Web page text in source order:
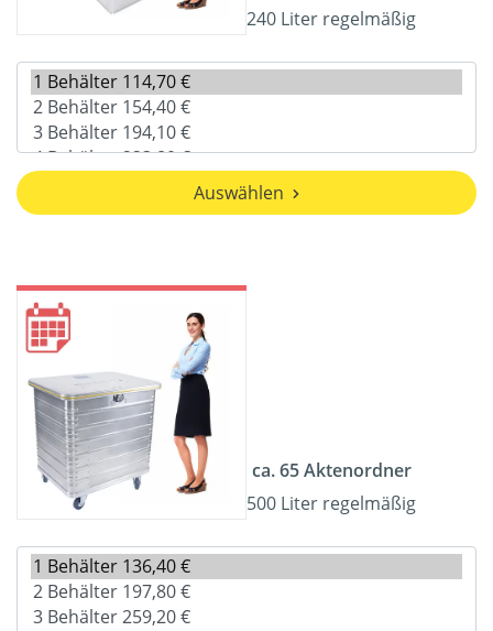
240 Liter regelmäßig
Auswählen
ca. 65 Aktenordner
500 Liter regelmäßig